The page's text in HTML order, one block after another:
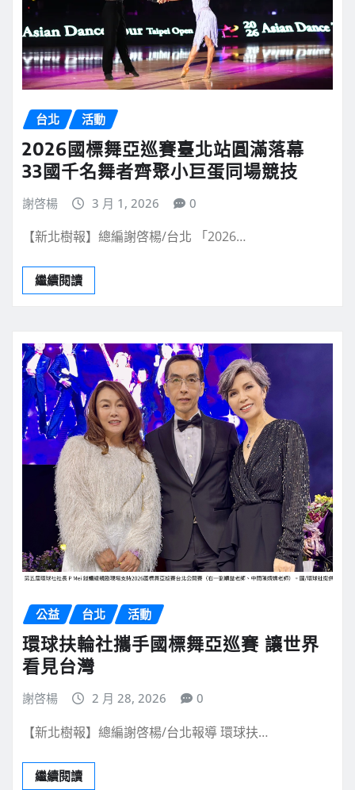
台北 活動
2026國標舞亞巡賽臺北站圓滿落幕
33國千名舞者齊聚小巨蛋同場競技
謝啓楊 3 月 1, 2026 0
【新北樹報】總編謝啓楊/台北 「2026…
繼續閱讀
公益 台北 活動
環球扶輪社攜手國標舞亞巡賽 讓世界
看見台灣
謝啓楊 2 月 28, 2026 0
【新北樹報】總編謝啓楊/台北報導 環球扶…
繼續閱讀